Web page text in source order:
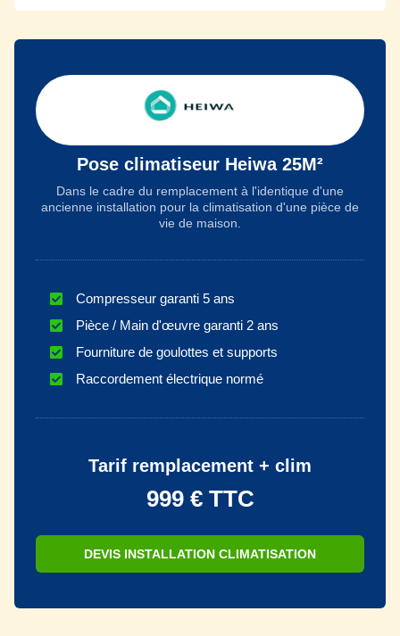
Pose climatiseur Heiwa 25M²
Dans le cadre du remplacement à l'identique d'une
ancienne installation pour la climatisation d'une pièce de
vie de maison.
Compresseur garanti 5 ans
Pièce / Main d'œuvre garanti 2 ans
Fourniture de goulottes et supports
Raccordement électrique normé
Tarif remplacement + clim
999 € TTC
DEVIS INSTALLATION CLIMATISATION